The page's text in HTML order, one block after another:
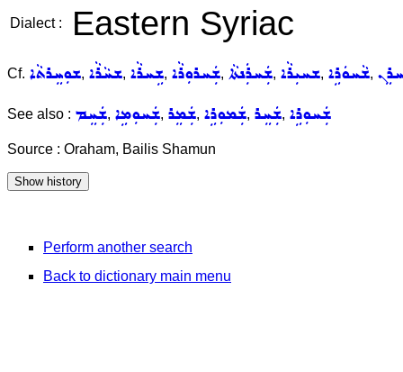
Dialect : Eastern Syriac
Cf. ܫܘܼܚܸܪܬܵܐ, ܫܚܵܪܵܐ, ܫܹܚܪܵܐ, ܫܲܚܪܘܼܪܵܐ, ܫܲܚܪܲܢܬܵܐ, ܫܚܝܼܪܵܐ, ܫܵܚܘܿܪܹܐ,
See also : ܫܲܚܸܡ, ܫܲܚܘܼܡܹܐ, ܫܲܡܸܪ, ܫܲܡܘܼܪܹܐ, ܫܲܚܸܪ, ܫܲܚܘܼܪܹܐ
Source : Oraham, Bailis Shamun
Perform another search
Back to dictionary main menu